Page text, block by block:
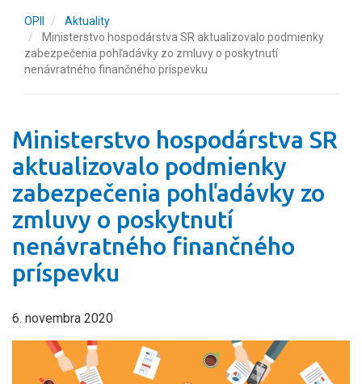
OPII
Aktuality
Ministerstvo hospodárstva SR aktualizovalo podmienky
zabezpečenia pohľadávky zo zmluvy o poskytnutí
nenávratného finančného príspevku
Ministerstvo hospodárstva SR
aktualizovalo podmienky
zabezpečenia pohľadávky zo
zmluvy o poskytnutí
nenávratného finančného
príspevku
6. novembra 2020